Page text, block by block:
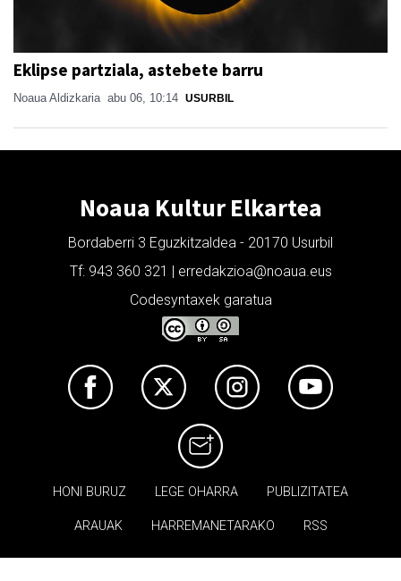
Eklipse partziala, astebete barru
Noaua Aldizkaria abu 06, 10:14 USURBIL
Noaua Kultur Elkartea
Bordaberri 3 Eguzkitzaldea - 20170 Usurbil
Tf: 943 360 321 | erredakzioa@noaua.eus
Codesyntaxek garatua
HONI BURUZ LEGE OHARRA PUBLIZITATEA
ARAUAK HARREMANETARAKO RSS